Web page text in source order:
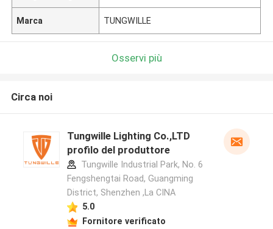
Marca TUNGWILLE
Osservi più
Circa noi
Tungwille Lighting Co.,LTD
profilo del produttore
Tungwille Industrial Park, No. 6
Fengshengtai Road, Guangming
District, Shenzhen ,La CINA
5.0
Fornitore verificato